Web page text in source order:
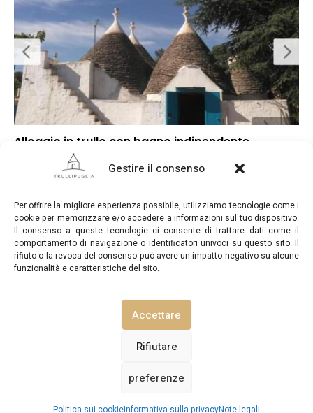
Gestire il consenso
Per offrire la migliore esperienza possibile, utilizziamo tecnologie come i
cookie per memorizzare e/o accedere a informazioni sul tuo dispositivo.
Il consenso a queste tecnologie ci consente di trattare dati come il
comportamento di navigazione o identificatori univoci su questo sito. Il
rifiuto o la revoca del consenso può avere un impatto negativo su alcune
funzionalità e caratteristiche del sito.
Accettare
Rifiutare
preferenze
Politica sui cookieInformativa sulla privacyNote legali
Alloggio in trullo con bagno indipendente
Punteggio globale
▼Rapporto qualità/prezzo
TrulliPuglia.com © Copyright 2026. Tutti i diritti riservati.
INFORMATIVA SULLA PRIVACY
POLITICA SUI COOKIE (UE) CONTATTACI